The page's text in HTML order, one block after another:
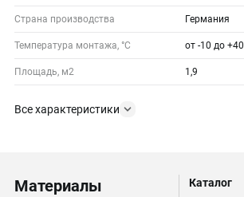
Страна производства Германия
Температура монтажа, °С от -10 до +40
Площадь, м2 1,9
Все характеристики
Материалы
Каталог